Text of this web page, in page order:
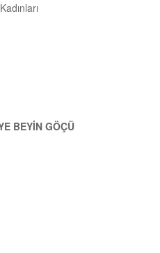
BEYİN GÖÇÜ